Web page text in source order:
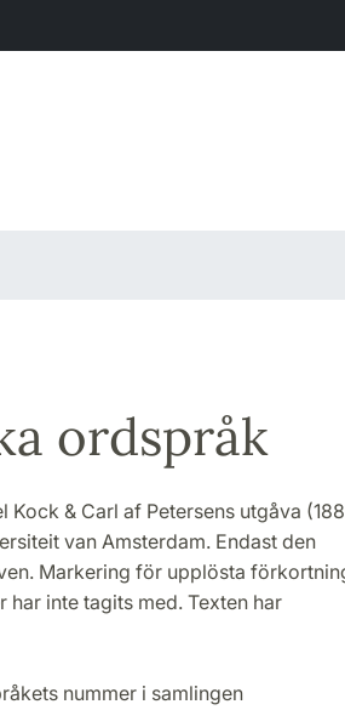
ordspråk
Kock & Carl af Petersens utgåva
van Amsterdam. Endast den
Markering för upplösta
inte tagits med. Texten har
nummer i samlingen